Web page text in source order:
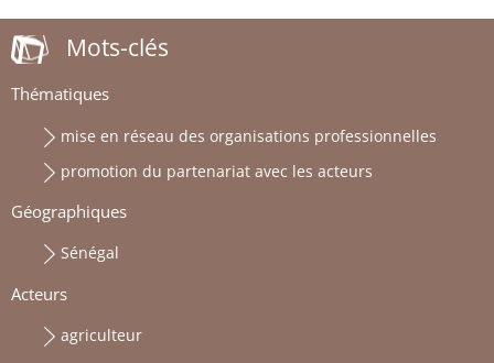
Mots-clés
Thématiques
mise en réseau des organisations professionnelles
promotion du partenariat avec les acteurs
Géographiques
Sénégal
Acteurs
agriculteur